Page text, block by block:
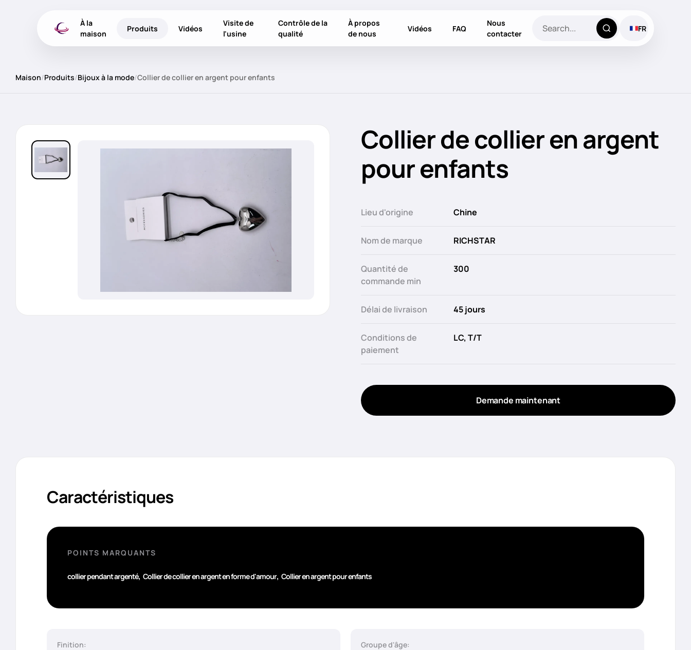
À la
maison
Produits Vidéos
Visite de
l'usine
Contrôle de la
qualité
À propos
de nous
Vidéos FAQ
Nous
contacter
FR
Maison/Produits/Bijoux à la mode/Collier de collier en argent pour enfants
Collier de collier en argent
pour enfants
Lieu d'origine Chine
Nom de marque RICHSTAR
Quantité de
commande min
300
Délai de livraison 45 jours
Conditions de
paiement
LC, T/T
Demande maintenant
Caractéristiques
POINTS MARQUANTS
collier pendant argenté, Collier de collier en argent en forme d'amour, Collier en argent pour enfants
Finition: Groupe d'âge: